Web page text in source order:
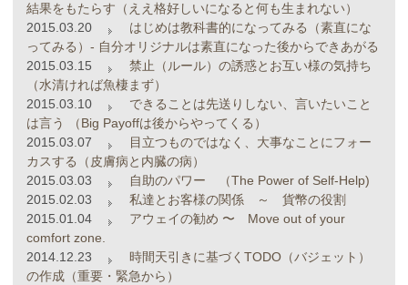
結果をもたらす（ええ格好しいになると何も生まれない）
2015.03.20
はじめは教科書的になってみる（素直にな
ってみる）- 自分オリジナルは素直になった後からできあがる
2015.03.15
禁止（ルール）の誘惑とお互い様の気持ち
（水清ければ魚棲まず）
2015.03.10
できることは先送りしない、言いたいこと
は言う （Big Payoffは後からやってくる）
2015.03.07
目立つものではなく、大事なことにフォー
カスする（皮膚病と内臓の病）
2015.03.03
自助のパワー （The Power of Self-Help)
2015.02.03
私達とお客様の関係 ～ 貨幣の役割
2015.01.04
アウェイの勧め 〜 Move out of your
comfort zone.
2014.12.23
時間天引きに基づくTODO（バジェット）
の作成（重要・緊急から）